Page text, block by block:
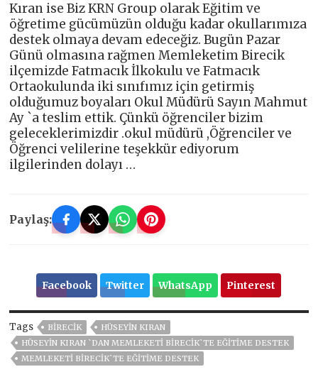
Kıran ise Biz KRN Group olarak Eğitim ve
öğretime gücümüzün olduğu kadar okullarımıza
destek olmaya devam edeceğiz. Bugün Pazar
Günü olmasına rağmen Memleketim Birecik
ilçemizde Fatmacık İlkokulu ve Fatmacık
Ortaokulunda iki sınıfımız için getirmiş
olduğumuz boyaları Okul Müdürü Sayın Mahmut
Ay `a teslim ettik. Çünkü öğrenciler bizim
geleceklerimizdir .okul müdürü ,Öğrenciler ve
Öğrenci velilerine teşekkür ediyorum
ilgilerinden dolayı …
Paylaş:
Facebook Twitter WhatsApp Pinterest
Tags BİRECİK
HÜSEYIN KIRAN
HÜSEYIN KIRAN `DAN MEMLEKETI BIRECIK`TE EĞITIME DESTEK
MEMLEKETI BIRECIK`TE EĞITIME DESTEK